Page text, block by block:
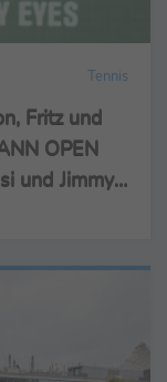
Tennis
Fritz und
OPEN
und Jimmy